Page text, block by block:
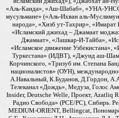
«Аль-Каида», «Аш-Шабаб», «УНА-
мусульмане» («Аль-Ихван аль-
народа», «Хизб ут-Тахрир», «Имарат
«Исламский джихад – Джамаат
Джамаат», «Лашкар-И-Тайба»,
«Исламское движение Узбекистана»,
Туркестана» (ИДВТ), «Джунд аш-
Корчинского, «Тризуб им. Степана
националистов» (ОУН),
А.Навальный, К.Буданов, Д.Гордон,
Телеканал «Дождь», Медуза, Голос
Insider, Deutsche Welle, Проект, Azatliq
Радио Свобода» (PCE/PC), Сибирь.
MEDIUM-ORIENT, Bellingcat,